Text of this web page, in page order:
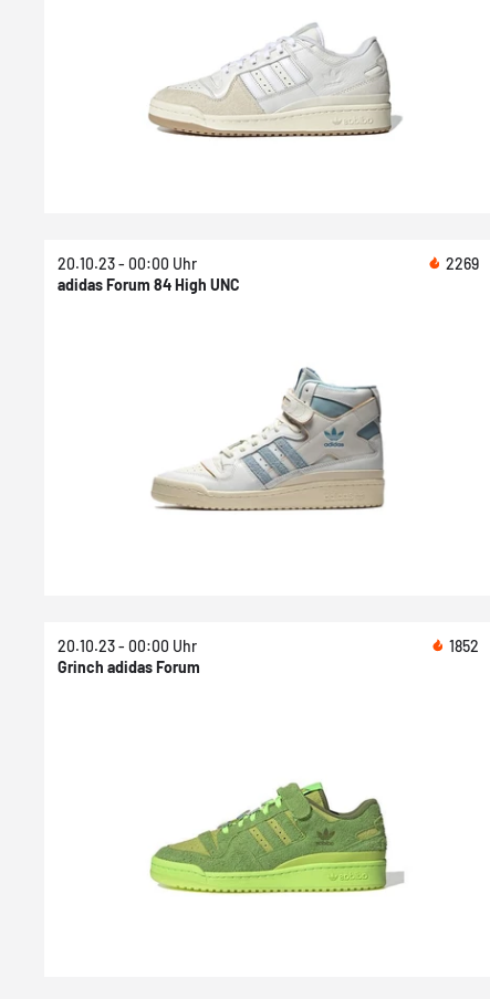
20.10.23 - 00:00 Uhr
2269
adidas Forum 84 High UNC
20.10.23 - 00:00 Uhr
1852
Grinch adidas Forum